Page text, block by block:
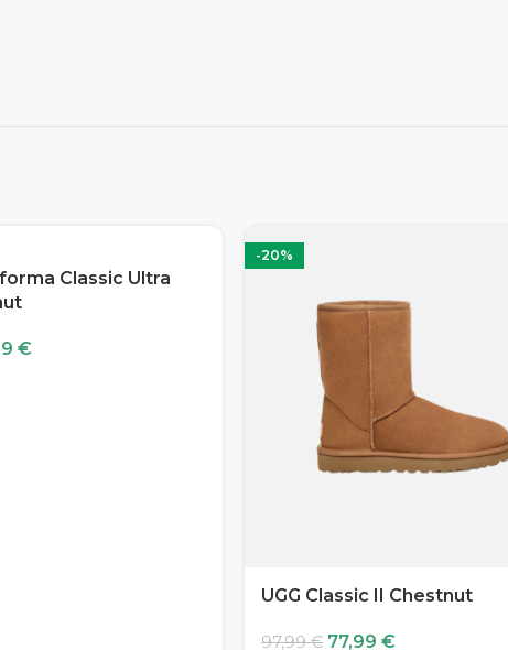
Classic Ultra
€
-20%
UGG Classic II Chestnut
97,99€ 77,99 €